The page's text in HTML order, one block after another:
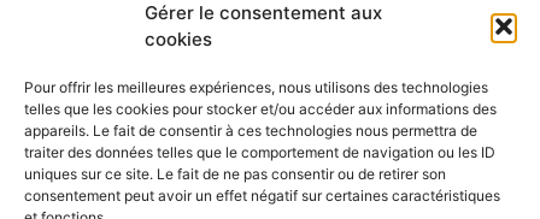
Gérer le consentement aux
cookies
Pour offrir les meilleures expériences, nous utilisons des technologies
telles que les cookies pour stocker et/ou accéder aux informations des
appareils. Le fait de consentir à ces technologies nous permettra de
traiter des données telles que le comportement de navigation ou les ID
uniques sur ce site. Le fait de ne pas consentir ou de retirer son
consentement peut avoir un effet négatif sur certaines caractéristiques
vendredi,
et le samedi de 9h00 à 12h00.
que les jours fériés.